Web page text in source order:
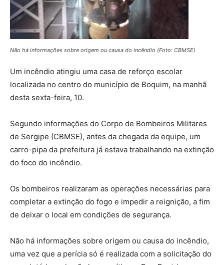
Não há informações sobre origem ou causa do incêndio (Foto: CBMSE)
Um incêndio atingiu uma casa de reforço escolar
localizada no centro do município de Boquim, na manhã
desta sexta-feira, 10.
Segundo informações do Corpo de Bombeiros Militares
de Sergipe (CBMSE), antes da chegada da equipe, um
carro-pipa da prefeitura já estava trabalhando na extinção
do foco do incêndio.
Os bombeiros realizaram as operações necessárias para
completar a extinção do fogo e impedir a reignição, a fim
de deixar o local em condições de segurança.
Não há informações sobre origem ou causa do incêndio,
uma vez que a perícia só é realizada com a solicitação do